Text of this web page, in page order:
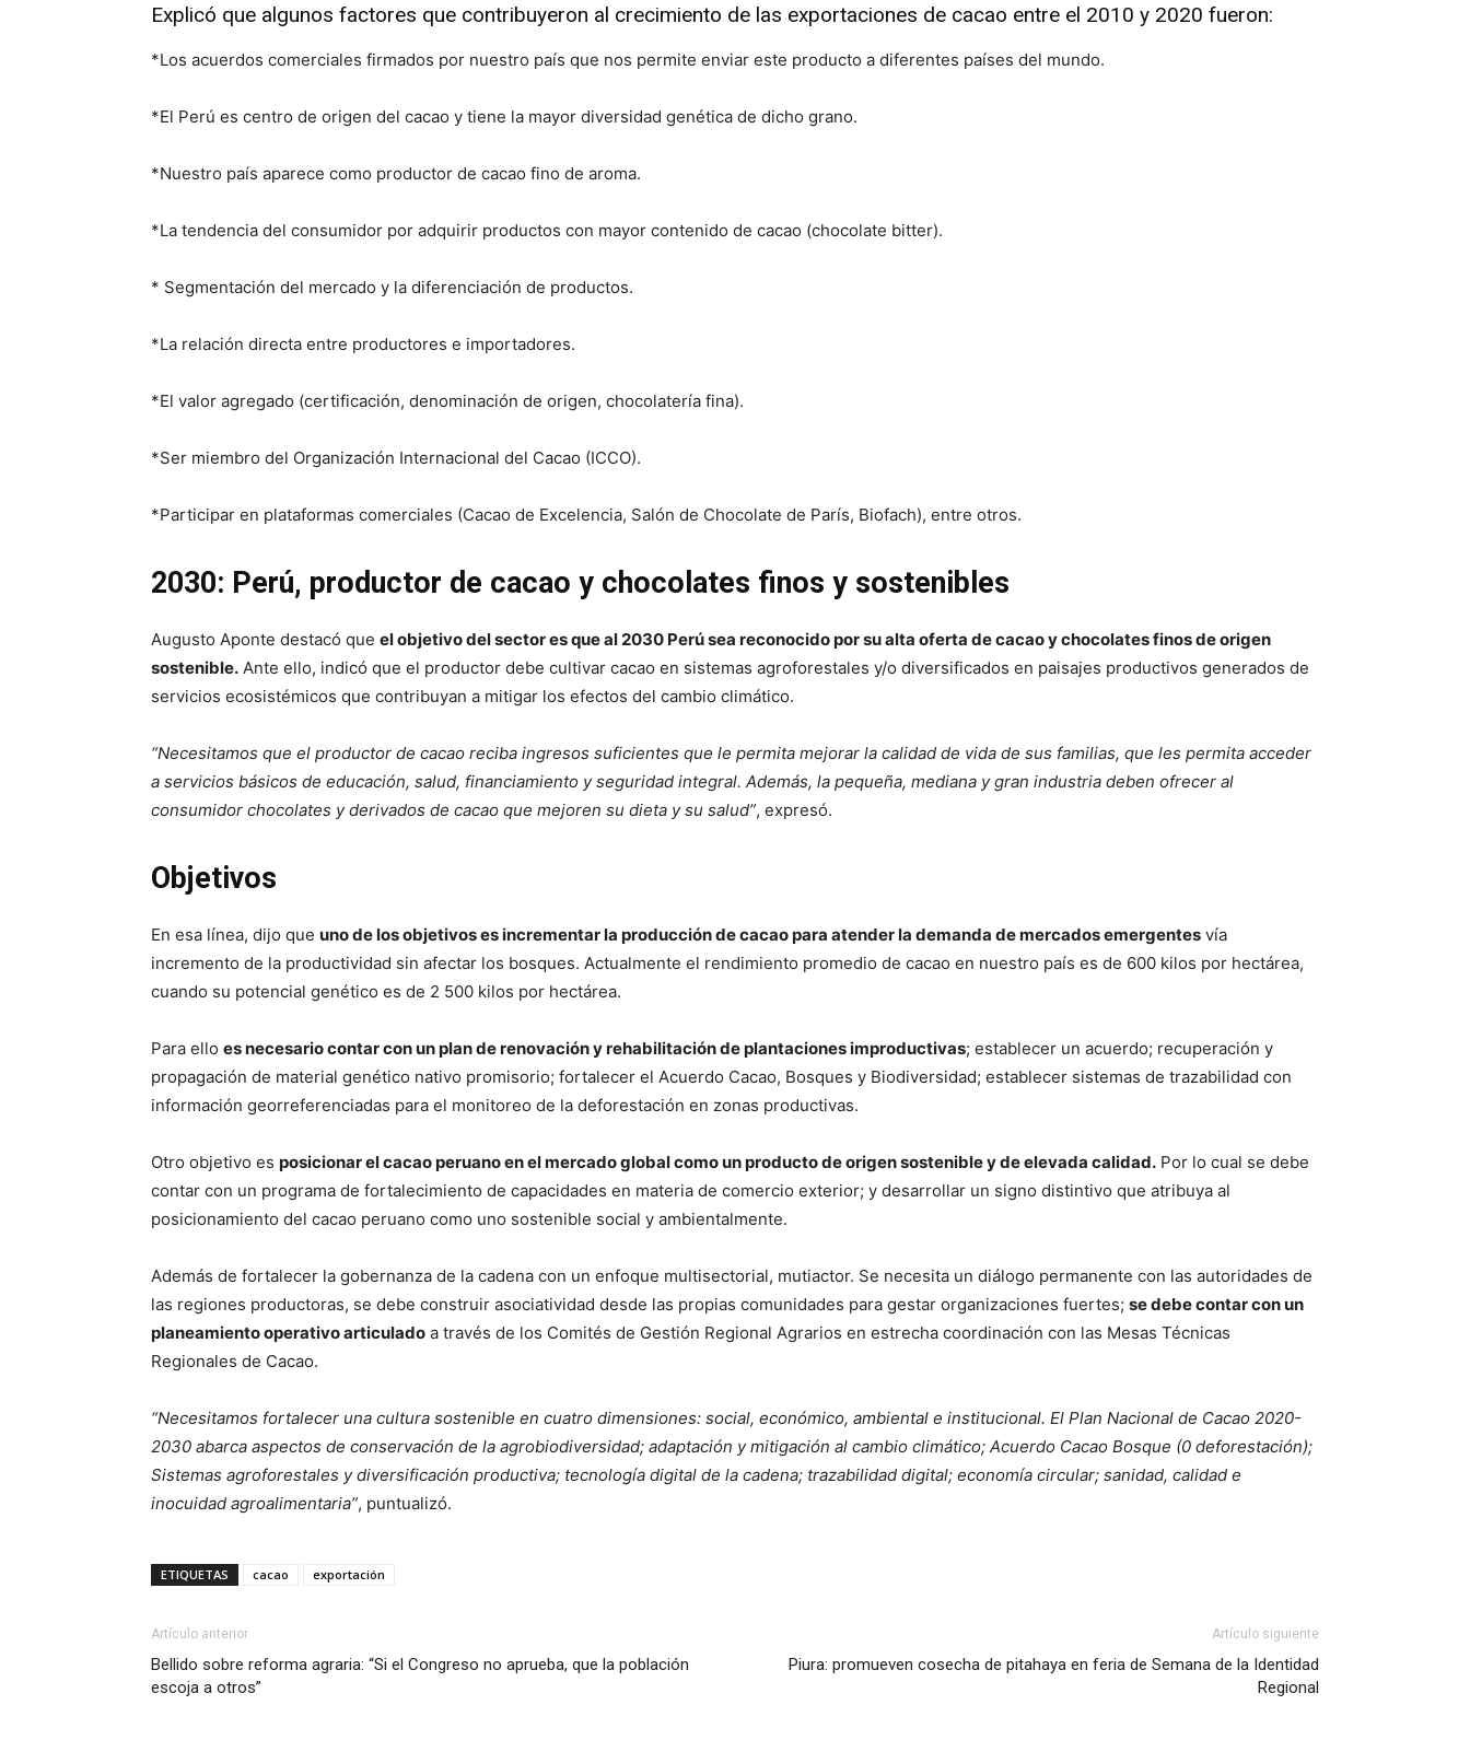
Explicó que algunos factores que contribuyeron al crecimiento de las exportaciones de cacao entre el 2010 y 2020 fueron:
*Los acuerdos comerciales firmados por nuestro país que nos permite enviar este producto a diferentes países del mundo.
*El Perú es centro de origen del cacao y tiene la mayor diversidad genética de dicho grano.
*Nuestro país aparece como productor de cacao fino de aroma.
*La tendencia del consumidor por adquirir productos con mayor contenido de cacao (chocolate bitter).
* Segmentación del mercado y la diferenciación de productos.
*La relación directa entre productores e importadores.
*El valor agregado (certificación, denominación de origen, chocolatería fina).
*Ser miembro del Organización Internacional del Cacao (ICCO).
*Participar en plataformas comerciales (Cacao de Excelencia, Salón de Chocolate de París, Biofach), entre otros.
2030: Perú, productor de cacao y chocolates finos y sostenibles
Augusto Aponte destacó que el objetivo del sector es que al 2030 Perú sea reconocido por su alta oferta de cacao y chocolates finos de origen
sostenible. Ante ello, indicó que el productor debe cultivar cacao en sistemas agroforestales y/o diversificados en paisajes productivos generados de
servicios ecosistémicos que contribuyan a mitigar los efectos del cambio climático.
“Necesitamos que el productor de cacao reciba ingresos suficientes que le permita mejorar la calidad de vida de sus familias, que les permita acceder
a servicios básicos de educación, salud, financiamiento y seguridad integral. Además, la pequeña, mediana y gran industria deben ofrecer al
consumidor chocolates y derivados de cacao que mejoren su dieta y su salud”, expresó.
Objetivos
En esa línea, dijo que uno de los objetivos es incrementar la producción de cacao para atender la demanda de mercados emergentes vía
incremento de la productividad sin afectar los bosques. Actualmente el rendimiento promedio de cacao en nuestro país es de 600 kilos por hectárea,
cuando su potencial genético es de 2 500 kilos por hectárea.
Para ello es necesario contar con un plan de renovación y rehabilitación de plantaciones improductivas; establecer un acuerdo; recuperación y
propagación de material genético nativo promisorio; fortalecer el Acuerdo Cacao, Bosques y Biodiversidad; establecer sistemas de trazabilidad con
información georreferenciadas para el monitoreo de la deforestación en zonas productivas.
Otro objetivo es posicionar el cacao peruano en el mercado global como un producto de origen sostenible y de elevada calidad. Por lo cual se debe
contar con un programa de fortalecimiento de capacidades en materia de comercio exterior; y desarrollar un signo distintivo que atribuya al
posicionamiento del cacao peruano como uno sostenible social y ambientalmente.
Además de fortalecer la gobernanza de la cadena con un enfoque multisectorial, mutiactor. Se necesita un diálogo permanente con las autoridades de
las regiones productoras, se debe construir asociatividad desde las propias comunidades para gestar organizaciones fuertes; se debe contar con un
planeamiento operativo articulado a través de los Comités de Gestión Regional Agrarios en estrecha coordinación con las Mesas Técnicas
Regionales de Cacao.
“Necesitamos fortalecer una cultura sostenible en cuatro dimensiones: social, económico, ambiental e institucional. El Plan Nacional de Cacao 2020-
2030 abarca aspectos de conservación de la agrobiodiversidad; adaptación y mitigación al cambio climático; Acuerdo Cacao Bosque (0 deforestación);
Sistemas agroforestales y diversificación productiva; tecnología digital de la cadena; trazabilidad digital; economía circular; sanidad, calidad e
inocuidad agroalimentaria”, puntualizó.
ETIQUETAS cacao exportación
Artículo anterior
Bellido sobre reforma agraria: “Si el Congreso no aprueba, que la población
escoja a otros”
Artículo siguiente
Piura: promueven cosecha de pitahaya en feria de Semana de la Identidad
Regional